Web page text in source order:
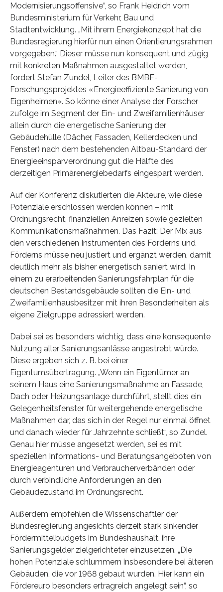
Modernisierungsoffensive“, so Frank Heidrich vom
Bundesministerium für Verkehr, Bau und
Stadtentwicklung. „Mit ihrem Energiekonzept hat die
Bundesregierung hierfür nun einen Orientierungsrahmen
vorgegeben.“ Dieser müsse nun konsequent und zügig
mit konkreten Maßnahmen ausgestaltet werden,
fordert Stefan Zundel, Leiter des BMBF-
Forschungsprojektes «Energieeffiziente Sanierung von
Eigenheimen». So könne einer Analyse der Forscher
zufolge im Segment der Ein- und Zweifamilienhäuser
allein durch die energetische Sanierung der
Gebäudehülle (Dächer, Fassaden, Kellerdecken und
Fenster) nach dem bestehenden Altbau-Standard der
Energieeinsparverordnung gut die Hälfte des
derzeitigen Primärenergiebedarfs eingespart werden.
Auf der Konferenz diskutierten die Akteure, wie diese
Potenziale erschlossen werden können – mit
Ordnungsrecht, finanziellen Anreizen sowie gezielten
Kommunikationsmaßnahmen. Das Fazit: Der Mix aus
den verschiedenen Instrumenten des Forderns und
Förderns müsse neu justiert und ergänzt werden, damit
deutlich mehr als bisher energetisch saniert wird. In
einem zu erarbeitenden Sanierungsfahrplan für die
deutschen Bestandsgebäude sollten die Ein- und
Zweifamilienhausbesitzer mit ihren Besonderheiten als
eigene Zielgruppe adressiert werden.
Dabei sei es besonders wichtig, dass eine konsequente
Nutzung aller Sanierungsanlässe angestrebt würde.
Diese ergeben sich z. B. bei einer
Eigentumsübertragung. „Wenn ein Eigentümer an
seinem Haus eine Sanierungsmaßnahme an Fassade,
Dach oder Heizungsanlage durchführt, stellt dies ein
Gelegenheitsfenster für weitergehende energetische
Maßnahmen dar, das sich in der Regel nur einmal öffnet
und danach wieder für Jahrzehnte schließt“, so Zundel.
Genau hier müsse angesetzt werden, sei es mit
speziellen Informations- und Beratungsangeboten von
Energieagenturen und Verbraucherverbänden oder
durch verbindliche Anforderungen an den
Gebäudezustand im Ordnungsrecht.
Außerdem empfehlen die Wissenschaftler der
Bundesregierung angesichts derzeit stark sinkender
Fördermittelbudgets im Bundeshaushalt, ihre
Sanierungsgelder zielgerichteter einzusetzen. „Die
hohen Potenziale schlummern insbesondere bei älteren
Gebäuden, die vor 1968 gebaut wurden. Hier kann ein
Fördereuro besonders ertragreich angelegt sein“, so